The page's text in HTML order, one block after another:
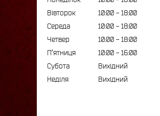
Вівторок
10:00
18:00
Середа
10:00
18:00
Четвер
10:00
18:00
Пʼятниця
10:00
16:00
Субота
Вихідний
Неділя
Вихідний